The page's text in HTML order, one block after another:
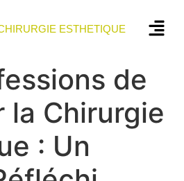
ESTHETIQUE
de
la Chirurgie
: Un